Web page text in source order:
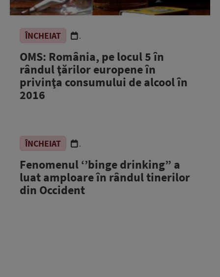
ÎNCHEIAT .
OMS: România, pe locul 5 în
rândul ţărilor europene în
privinţa consumului de alcool în
2016
ÎNCHEIAT .
Fenomenul ‘’binge drinking” a
luat amploare în rândul tinerilor
din Occident